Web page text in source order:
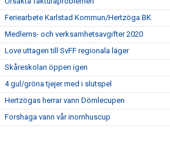
Feriearbete Karlstad Kommun/Hertzöga BK
Medlems- och verksamhetsavgifter 2020
Love uttagen till SvFF regionala läger
Skåreskolan öppen igen
4 gul/gröna tjejer med i slutspel
Hertzögas herrar vann Dömlecupen
Forshaga vann vår inomhuscup